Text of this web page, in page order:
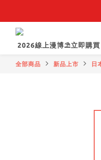
2026線上漫博⛱️立即購買
全部商品 新品上市 日